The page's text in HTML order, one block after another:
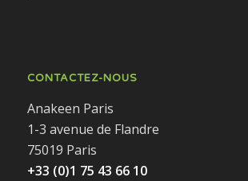
CONTACTEZ-NOUS
Anakeen Paris
1-3 avenue de Flandre
75019 Paris
+33 (0)1 75 43 66 10